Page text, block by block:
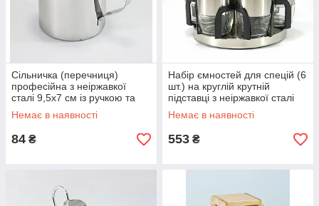
Сільничка (перечниця)
професійна з неіржавкої
сталі 9,5х7 см із ручкою та
пластиковою кришкою
Немає в наявності
84 ₴
Набір ємностей для спецій (6
шт.) на круглій крутній
підставці з неіржавкої сталі
Frico FRU-129
Немає в наявності
553 ₴